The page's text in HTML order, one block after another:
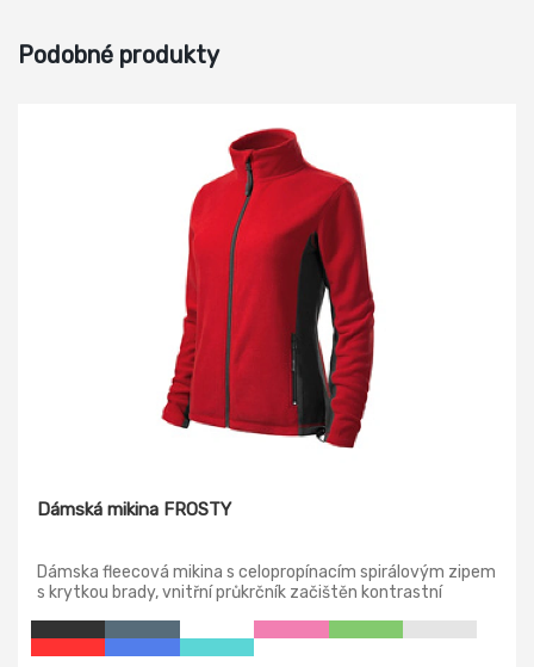
Podobné produkty
Dámská mikina FROSTY
Dámska fleecová mikina s celopropínacím spirálovým zipem
s krytkou brady, vnitřní průkrčník začištěn kontrastní